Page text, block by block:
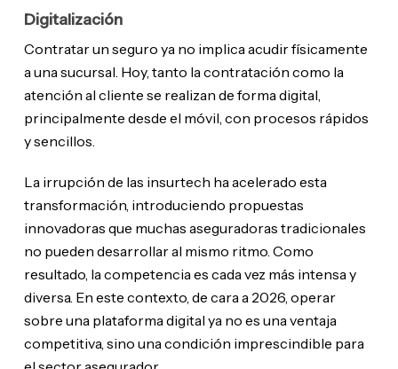
Digitalización
Contratar un seguro ya no implica acudir físicamente
a una sucursal. Hoy, tanto la contratación como la
atención al cliente se realizan de forma digital,
principalmente desde el móvil, con procesos rápidos
y sencillos.
La irrupción de las insurtech ha acelerado esta
transformación, introduciendo propuestas
innovadoras que muchas aseguradoras tradicionales
no pueden desarrollar al mismo ritmo. Como
resultado, la competencia es cada vez más intensa y
diversa. En este contexto, de cara a 2026, operar
sobre una plataforma digital ya no es una ventaja
competitiva, sino una condición imprescindible para